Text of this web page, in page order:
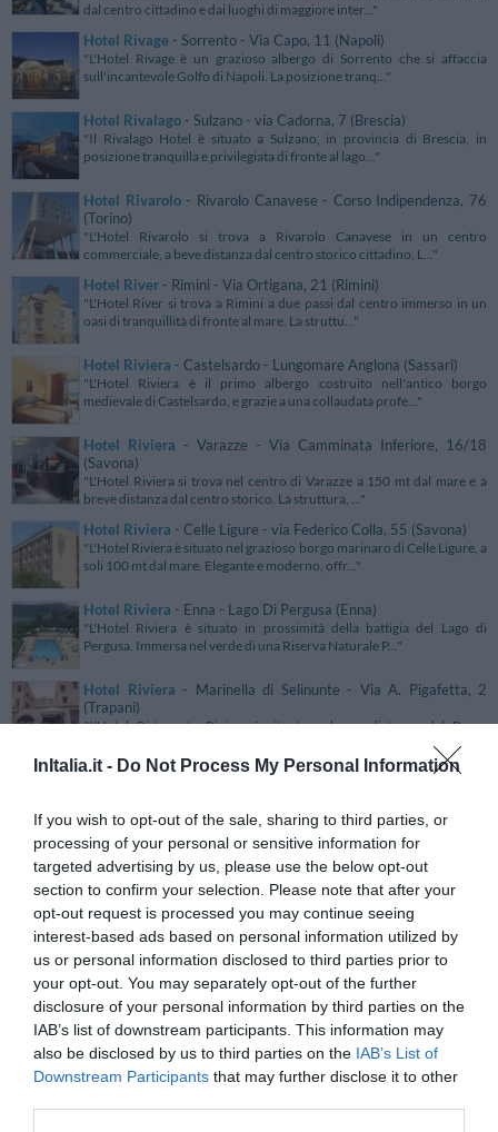
InItalia.it - Do Not Process My Personal Information
If you wish to opt-out of the sale, sharing to third parties, or
processing of your personal or sensitive information for
targeted advertising by us, please use the below opt-out
section to confirm your selection. Please note that after your
opt-out request is processed you may continue seeing
interest-based ads based on personal information utilized by
us or personal information disclosed to third parties prior to
your opt-out. You may separately opt-out of the further
disclosure of your personal information by third parties on the
IAB’s list of downstream participants. This information may
also be disclosed by us to third parties on the IAB’s List of
Downstream Participants that may further disclose it to other
dal centro cittadino e dai luoghi di maggiore inter..."
Hotel Rivage - Sorrento - Via Capo, 11 (Napoli)
"L'Hotel Rivage è un grazioso albergo di Sorrento che si affaccia
sull'incantevole Golfo di Napoli. La posizione tranq..."
Hotel Rivalago - Sulzano - via Cadorna, 7 (Brescia)
"Il Rivalago Hotel è situato a Sulzano, in provincia di Brescia, in
posizione tranquilla e privilegiata di fronte al lago..."
Hotel Rivarolo- Rivarolo Canavese - Corso Indipendenza, 76
(Torino)
"L'Hotel Rivarolo si trova a Rivarolo Canavese in un centro
commerciale, a beve distanza dal centro storico cittadino. L..."
Hotel River - Rimini - Via Ortigana, 21 (Rimini)
"L'Hotel River si trova a Rimini a due passi dal centro immerso in un
oasi di tranquillità di fronte al mare. La struttu..."
Hotel Riviera - Castelsardo - Lungomare Anglona (Sassari)
"L'Hotel Riviera è il primo albergo costruito nell'antico borgo
medievale di Castelsardo, e grazie a una collaudata profe..."
Hotel Riviera - Varazze - Via Camminata Inferiore, 16/18
(Savona)
"L'Hotel Riviera si trova nel centro di Varazze a 150 mt dal mare e a
breve distanza dal centro storico. La struttura, ..."
Hotel Riviera - Celle Ligure - via Federico Colla, 55 (Savona)
"L'Hotel Riviera è situato nel grazioso borgo marinaro di Celle Ligure, a
soli 100 mt dal mare. Elegante e moderno, offr..."
Hotel Riviera - Enna - Lago Di Pergusa (Enna)
"L'Hotel Riviera è situato in prossimità della battigia del Lago di
Pergusa. Immersa nel verde di una Riserva Naturale P..."
Hotel Riviera - Marinella di Selinunte - Via A. Pigafetta, 2
(Trapani)
"L'Hotel Ristorante Riviera è situato a breve distanza dal Parco
Hotel Riviera & Maximilian's - Trieste - Strada Costiera, 22
di Trieste, in splendida posizione panoramica a pi..."
Hotel Riviera Blu - Tirrenia - Viale Del Tirreno, 15 (Pisa)
"L'Hotel Riviera Blu è un moderno albergo di categoria 3 stelle situato
a Tirrenia (Pisa) a soli 100 mt dalla spiaggia. ..."
Hotel Riviera Dei Dogi- Mira - Via Don Minzoni, 33 (Venezia)
"L'Hotel Riviera Dei Dogi è una Casa Domenicale e di Villeggiatura
della famiglia Contarini, costruita nel 1537. Verso la..."
Hotel Riviera dei Fiori
- San Lorenzo Al Mare - Via Aurelia, 3
(Imperia)
"L'Hotel Riviera dei Fiori è situato a San Lorenzo Al Mare a breve
distanza da Imperia. La struttura è di..."